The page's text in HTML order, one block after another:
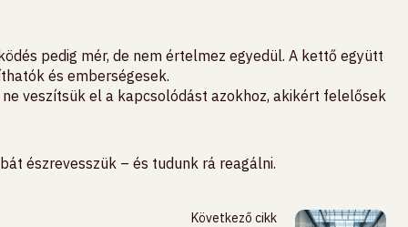
pedig mér, de nem értelmez egyedül. A kettő együtt
és emberségesek.
veszítsük el a kapcsolódást azokhoz, akikért felelősek
észrevesszük – és tudunk rá reagálni.
Következő cikk